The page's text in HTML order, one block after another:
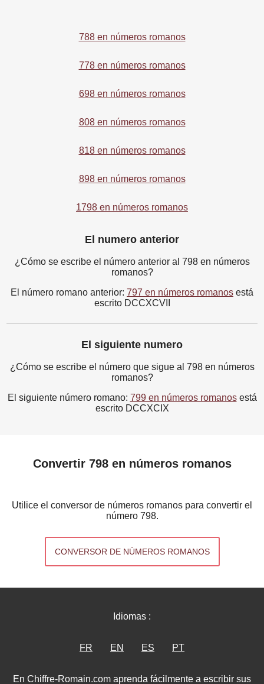
788 en números romanos
778 en números romanos
698 en números romanos
808 en números romanos
818 en números romanos
898 en números romanos
1798 en números romanos
El numero anterior
¿Cómo se escribe el número anterior al 798 en números
romanos?
El número romano anterior: 797 en números romanos está
escrito DCCXCVII
El siguiente numero
¿Cómo se escribe el número que sigue al 798 en números
romanos?
El siguiente número romano: 799 en números romanosestá
escrito DCCXCIX
Convertir 798 en números romanos
Utilice el conversor de números romanos para convertir el
número 798.
CONVERSOR DE NÚMEROS ROMANOS
Idiomas :
FR EN ES PT
En Chiffre-Romain.com aprenda fácilmente a escribir sus